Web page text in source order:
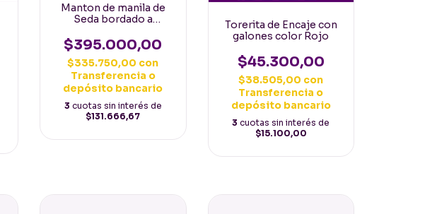
Manton de manila de
Seda bordado a
Rojo flores Multicolor
$395.000,00
$335.750,00 con
Transferencia o
depósito bancario
3 cuotas sin interés de
$131.666,67
Torerita de Encaje con
galones color Rojo
$45.300,00
$38.505,00 con
Transferencia o
depósito bancario
3 cuotas sin interés de
$15.100,00